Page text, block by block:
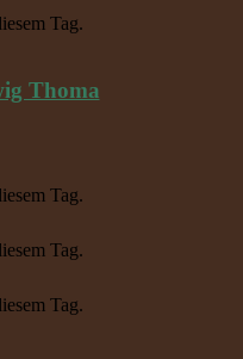
Tag.
Thoma
Tag.
Tag.
Tag.